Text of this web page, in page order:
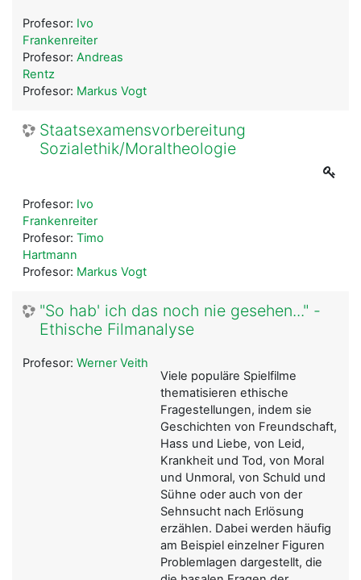
Profesor: Ivo
Frankenreiter
Profesor: Andreas
Rentz
Profesor: Markus Vogt
Staatsexamensvorbereitung
Sozialethik/Moraltheologie
Profesor: Ivo
Frankenreiter
Profesor: Timo
Hartmann
Profesor: Markus Vogt
"So hab' ich das noch nie gesehen..." -
Ethische Filmanalyse
Viele populäre Spielfilme
thematisieren ethische
Fragestellungen, indem sie
Geschichten von Freundschaft,
Hass und Liebe, von Leid,
Krankheit und Tod, von Moral
und Unmoral, von Schuld und
Sühne oder auch von der
Sehnsucht nach Erlösung
erzählen. Dabei werden häufig
am Beispiel einzelner Figuren
Problemlagen dargestellt, die
Profesor: Werner Veith